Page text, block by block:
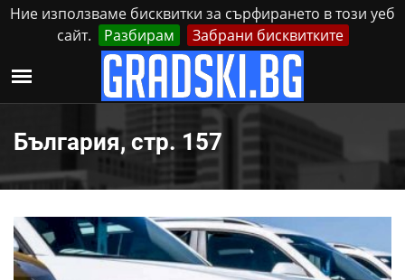
Ние използваме бисквитки за сърфирането в този уеб
сайт.
Разбирам Забрани бисквитките
Събота, 8 Август, 2026 Реклама Контакти
България, стр. 157